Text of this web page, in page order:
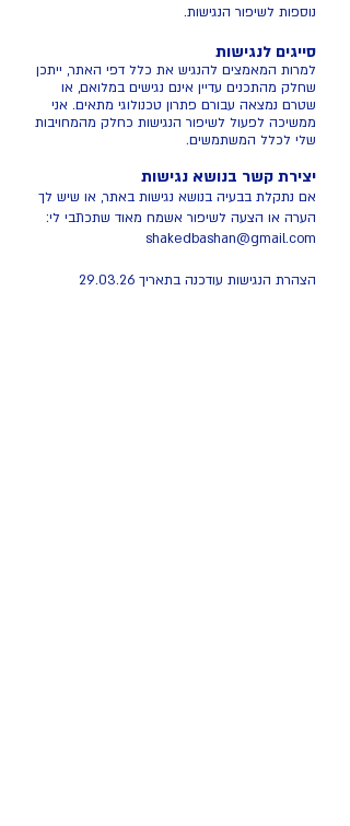
נוספות לשיפור הנגישות.
סייגים לנגישות
למרות המאמצים להנגיש את כלל דפי האתר, ייתכן
שחלק מהתכנים עדיין אינם נגישים במלואם, או
שטרם נמצאה עבורם פתרון טכנולוגי מתאים. אני
ממשיכה לפעול לשיפור הנגישות כחלק מהמחויבות
שלי לכלל המשתמשים.
יצירת קשר בנושא נגישות
אם נתקלת בבעיה בנושא נגישות באתר, או שיש לך
הערה או הצעה לשיפור אשמח מאוד שתכתבי לי:
shakedbashan@gmail.com
הצהרת הנגישות עודכנה בתאריך 29.03.26